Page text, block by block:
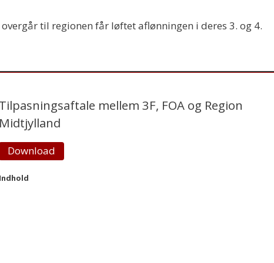
til regionen får løftet aflønningen i deres 3. og 4.
Tilpasningsaftale mellem 3F, FOA og Region
Midtjylland
Download
Indhold